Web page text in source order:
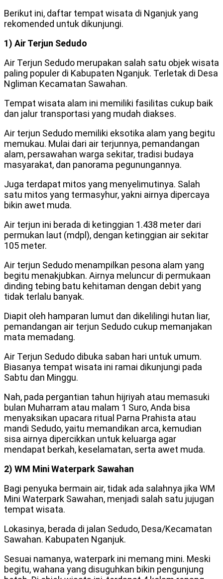
Berikut ini, daftar tempat wisata di Nganjuk yang
rekomended untuk dikunjungi.
1) Air Terjun Sedudo
Air Terjun Sedudo merupakan salah satu objek wisata
paling populer di Kabupaten Nganjuk. Terletak di Desa
Ngliman Kecamatan Sawahan.
Tempat wisata alam ini memiliki fasilitas cukup baik
dan jalur transportasi yang mudah diakses.
Air terjun Sedudo memiliki eksotika alam yang begitu
memukau. Mulai dari air terjunnya, pemandangan
alam, persawahan warga sekitar, tradisi budaya
masyarakat, dan panorama pegunungannya.
Juga terdapat mitos yang menyelimutinya. Salah
satu mitos yang termasyhur, yakni airnya dipercaya
bikin awet muda.
Air terjun ini berada di ketinggian 1.438 meter dari
permukan laut (mdpl), dengan ketinggian air sekitar
105 meter.
Air terjun Sedudo menampilkan pesona alam yang
begitu menakjubkan. Airnya meluncur di permukaan
dinding tebing batu kehitaman dengan debit yang
tidak terlalu banyak.
Diapit oleh hamparan lumut dan dikelilingi hutan liar,
pemandangan air terjun Sedudo cukup memanjakan
mata memadang.
Air Terjun Sedudo dibuka saban hari untuk umum.
Biasanya tempat wisata ini ramai dikunjungi pada
Sabtu dan Minggu.
Nah, pada pergantian tahun hijriyah atau memasuki
bulan Muharram atau malam 1 Suro, Anda bisa
menyaksikan upacara ritual Parna Prahista atau
mandi Sedudo, yaitu memandikan arca, kemudian
sisa airnya dipercikkan untuk keluarga agar
mendapat berkah, keselamatan, serta awet muda.
2) WM Mini Waterpark Sawahan
Bagi penyuka bermain air, tidak ada salahnya jika WM
Mini Waterpark Sawahan, menjadi salah satu jujugan
tempat wisata.
Lokasinya, berada di jalan Sedudo, Desa/Kecamatan
Sawahan. Kabupaten Nganjuk.
Sesuai namanya, waterpark ini memang mini. Meski
begitu, wahana yang disuguhkan bikin pengunjung